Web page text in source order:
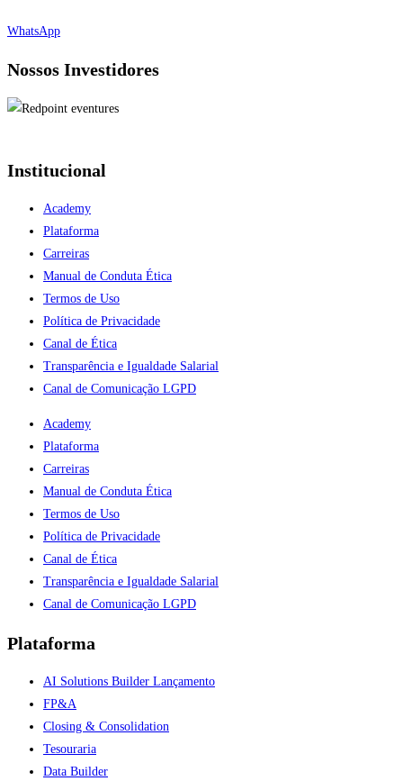
WhatsApp
Nossos Investidores
Institucional
Academy
Plataforma
Carreiras
Manual de Conduta Ética
Termos de Uso
Política de Privacidade
Canal de Ética
Transparência e Igualdade Salarial
Canal de Comunicação LGPD
Academy
Plataforma
Carreiras
Manual de Conduta Ética
Termos de Uso
Política de Privacidade
Canal de Ética
Transparência e Igualdade Salarial
Canal de Comunicação LGPD
Plataforma
AI Solutions Builder Lançamento
FP&A
Closing & Consolidation
Tesouraria
Data Builder